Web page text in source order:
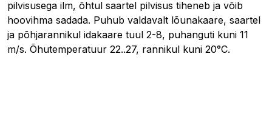
pilvisusega ilm, õhtul saartel pilvisus tiheneb ja võib
hoovihma sadada. Puhub valdavalt lõunakaare, saartel
ja põhjarannikul idakaare tuul 2-8, puhanguti kuni 11
m/s. Õhutemperatuur 22..27, rannikul kuni 20°C.